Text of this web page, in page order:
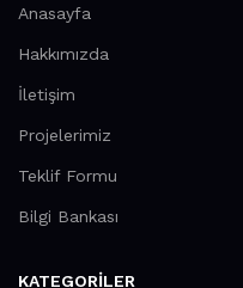
Anasayfa
Hakkımızda
İletişim
Projelerimiz
Teklif Formu
Bilgi Bankası
KATEGORILER